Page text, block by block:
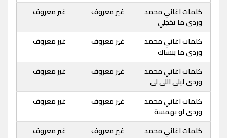
كلمات اغاني محمد
وردى ما تخجلي
غير معروف غير معروف
كلمات اغاني محمد
وردى ما بنساك
غير معروف غير معروف
كلمات اغاني محمد
وردى ليلي اللى لى
غير معروف غير معروف
كلمات اغاني محمد
وردى لو بهمسة
غير معروف غير معروف
كلمات اغاني محمد
غير معروف غير معروف